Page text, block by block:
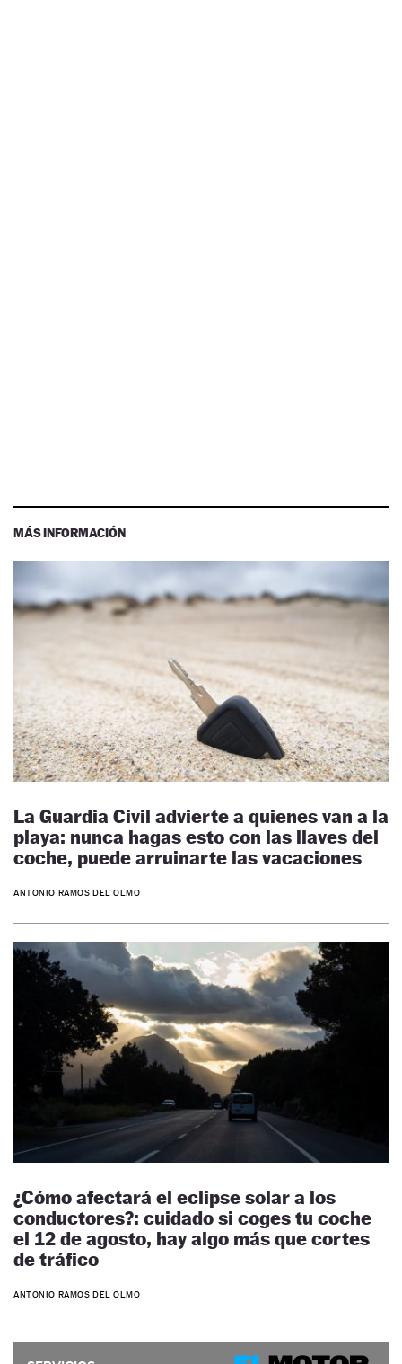
MÁS INFORMACIÓN
La Guardia Civil advierte a quienes van a la
playa: nunca hagas esto con las llaves del
coche, puede arruinarte las vacaciones
ANTONIO RAMOS DEL OLMO
¿Cómo afectará el eclipse solar a los
conductores?: cuidado si coges tu coche
el 12 de agosto, hay algo más que cortes
de tráfico
ANTONIO RAMOS DEL OLMO